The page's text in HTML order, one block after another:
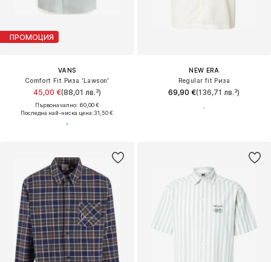
ПРОМОЦИЯ
VANS
Comfort Fit Риза 'Lawson'
45,00 €(88,01 лв.³)
Първоначално: 60,00 €
Последна най-ниска цена:31,50 €
NEW ERA
Regular fit Риза
69,90 €(136,71 лв.³)